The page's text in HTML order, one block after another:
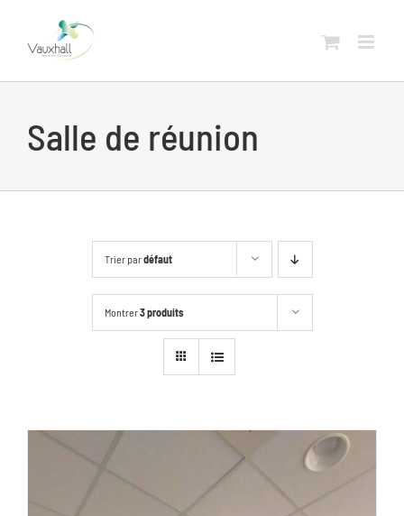
Salle de réunion
Trier pardéfaut
Montrer3 produits